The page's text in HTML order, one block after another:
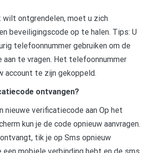
wilt ontgrendelen, moet u zich
beveiligingscode op te halen. Tips: U
telefoonnummer gebruiken om de
aan te vragen. Het telefoonnummer
account te zijn gekoppeld.
ontvangen?
nieuwe verificatiecode aan Op het
kun je de code opnieuw aanvragen.
tik je op Sms opnieuw